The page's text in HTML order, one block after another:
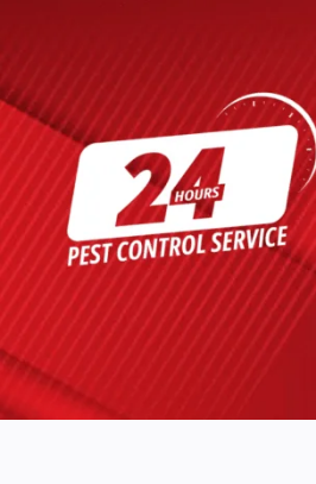
Konten